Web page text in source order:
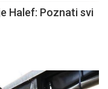
Halef: Poznati svi